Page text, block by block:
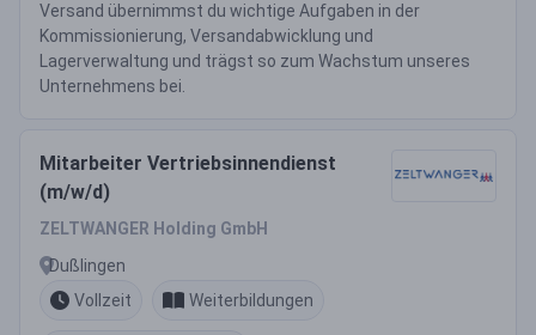
Versand übernimmst du wichtige Aufgaben in der
Kommissionierung, Versandabwicklung und
Lagerverwaltung und trägst so zum Wachstum unseres
Unternehmens bei.
Mitarbeiter Vertriebsinnendienst
(m/w/d)
ZELTWANGER Holding GmbH
Dußlingen
Vollzeit
Weiterbildungen